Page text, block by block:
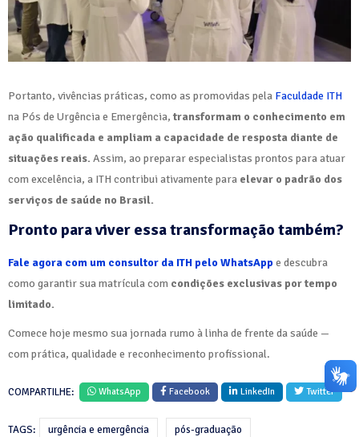
Portanto, vivências práticas, como as promovidas pela Faculdade ITH
na Pós de Urgência e Emergência, transformam o conhecimento em
ação qualificada e ampliam a capacidade de resposta diante de
situações reais. Assim, ao preparar especialistas prontos para atuar
com excelência, a ITH contribui ativamente para elevar o padrão dos
serviços de saúde no Brasil.
Pronto para viver essa transformação também?
Fale agora com um consultor da ITH pelo WhatsAppe descubra
como garantir sua matrícula com condições exclusivas por tempo
limitado.
Comece hoje mesmo sua jornada rumo à linha de frente da saúde —
com prática, qualidade e reconhecimento profissional.
COMPARTILHE: WhatsApp Facebook LinkedIn Twitter
TAGS: urgência e emergência pós-graduação